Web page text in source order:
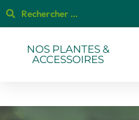
NOS PLANTES &
ACCESSOIRES